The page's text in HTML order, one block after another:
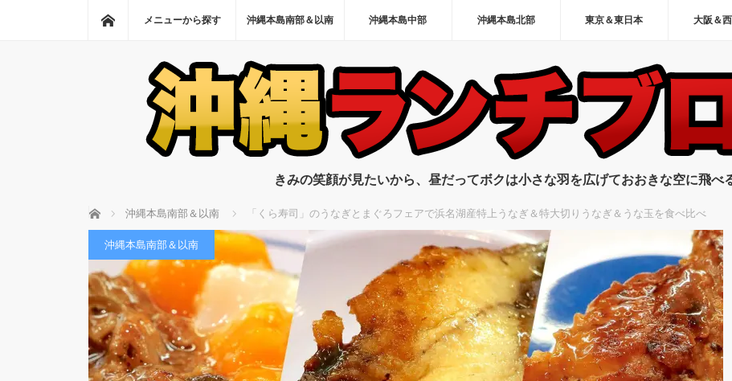
ホーム
メニューから探す 沖縄本島南部＆以南 沖縄本島中部 沖縄本島北部 東京＆東日本 大阪＆
きみの笑顔が見たいから、昼だってボクは小さな羽を広げておおきな空に飛べ
ホーム 沖縄本島南部＆以南 「くら寿司」のうなぎとまぐろフェアで浜名湖産特上うなぎ＆特大切りうなぎ＆うな玉を食べ比べ
沖縄本島南部＆以南